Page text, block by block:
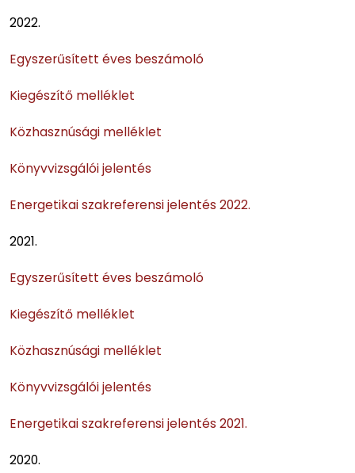
2022.
Egyszerűsített éves beszámoló
Kiegészítő melléklet
Közhasznúsági melléklet
Könyvvizsgálói jelentés
Energetikai szakreferensi jelentés 2022.
2021.
Egyszerűsített éves beszámoló
Kiegészítő melléklet
Közhasznúsági melléklet
Könyvvizsgálói jelentés
Energetikai szakreferensi jelentés 2021.
2020.